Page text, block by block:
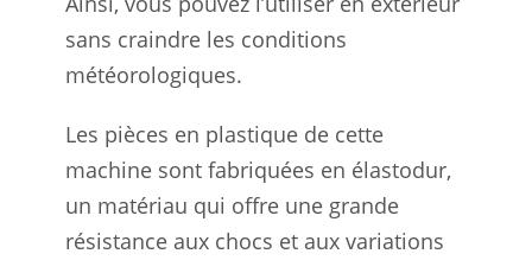
sans craindre les conditions
météorologiques.
Les pièces en plastique de cette
machine sont fabriquées en élastodur,
un matériau qui offre une grande
résistance aux chocs et aux variations